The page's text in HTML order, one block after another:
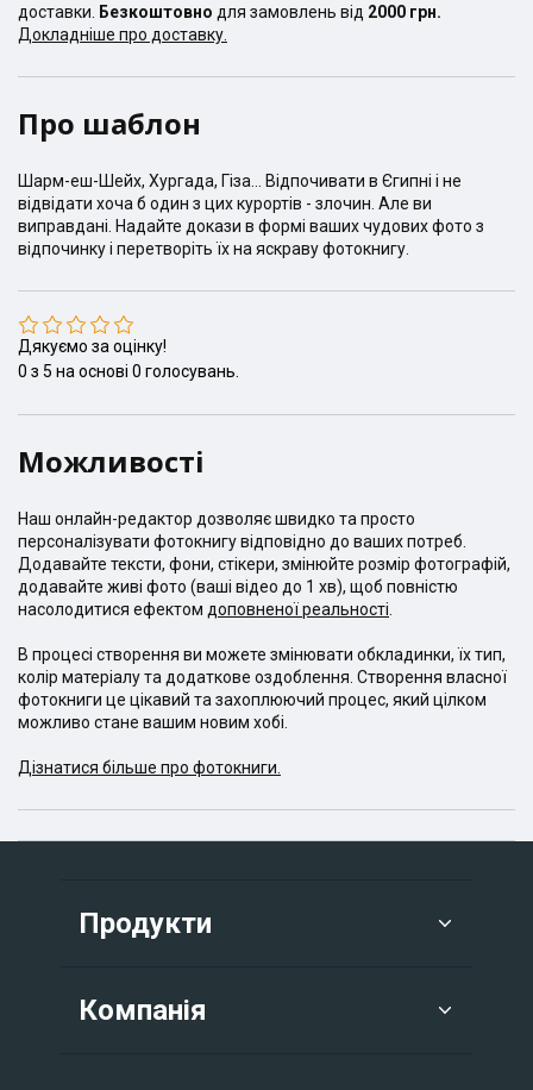
доставки.
Безкоштовно для замовлень від 2000 грн.
Докладніше про доставку.
Про шаблон
Шарм-еш-Шейх, Хургада, Гіза... Відпочивати в Єгипні і не
відвідати хоча б один з цих курортів - злочин. Але ви
виправдані. Надайте докази в формі ваших чудових фото з
відпочинку і перетворіть їх на яскраву фотокнигу.
Дякуємо за оцінку!
0 з 5 на основі 0 голосувань.
Можливості
Наш онлайн-редактор дозволяє швидко та просто
персоналізувати фотокнигу відповідно до ваших потреб.
Додавайте тексти, фони, стікери, змінюйте розмір фотографій,
додавайте живі фото (ваші відео до 1 хв), щоб повністю
насолодитися ефектом доповненої реальності
В процесі створення ви можете змінювати обкладинки, їх тип,
колір матеріалу та додаткове оздоблення. Створення власної
фотокниги це цікавий та захоплюючий процес, який цілком
можливо стане вашим новим хобі.
Дізнатися більше про фотокниги.
Продукти
Компанія